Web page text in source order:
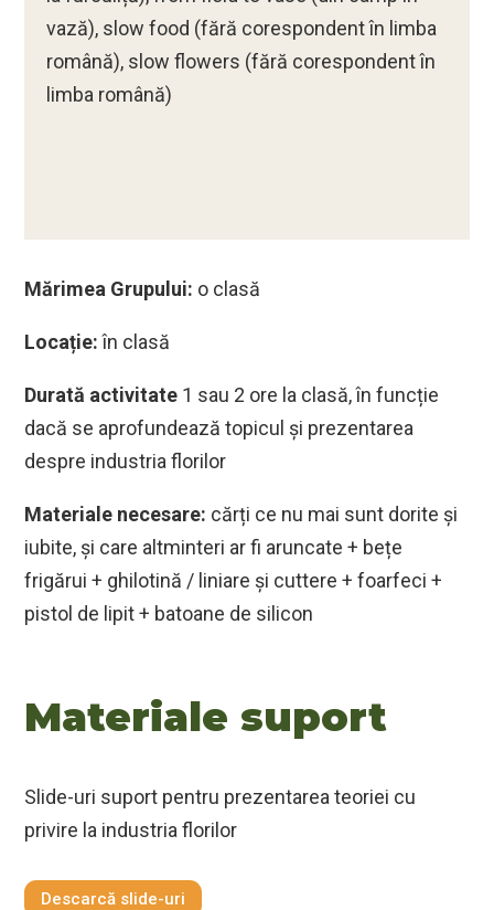
vază), slow food (fără corespondent în limba
română), slow flowers (fără corespondent în
limba română)
Mărimea Grupului: o clasă
Locație:în clasă
Durată activitate 1 sau 2 ore la clasă, în funcție
dacă se aprofundează topicul și prezentarea
despre industria florilor
Materiale necesare: cărți ce nu mai sunt dorite și
iubite, și care altminteri ar fi aruncate + bețe
frigărui + ghilotină / liniare și cuttere + foarfeci +
pistol de lipit + batoane de silicon
Materiale suport
Slide-uri suport pentru prezentarea teoriei cu
privire la industria florilor
Descarcă slide-uri